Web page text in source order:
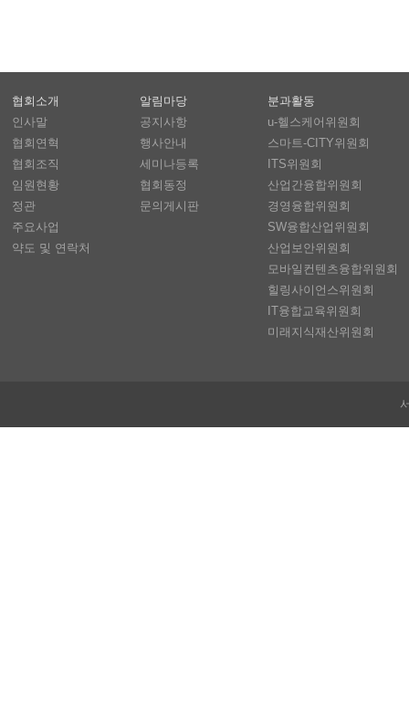
협회소개
인사말
협회연혁
협회조직
임원현황
정관
주요사업
약도 및 연락처
알림마당
공지사항
행사안내
세미나등록
협회동정
문의게시판
분과활동
u-헬스케어위원회
스마트-CITY위원회
ITS위원회
산업간융합위원회
경영융합위원회
SW융합산업위원회
산업보안위원회
모바일컨텐츠융합위원회
힐링사이언스위원회
IT융합교육위원회
미래지식재산위원회